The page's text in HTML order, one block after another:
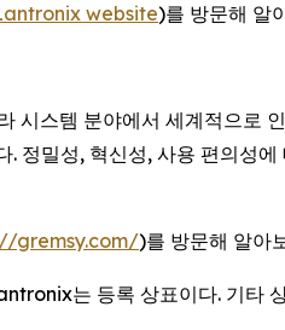
website)를 방문해 알
시스템 분야에서 세계적으로
. 정밀성, 혁신성, 사용 편의성
gremsy.com/)를 방문해 알아
는 등록 상표이다. 기타